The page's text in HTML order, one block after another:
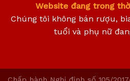
Website đang trong
Chúng tôi không bán rượu,
tuổi và phụ nữ